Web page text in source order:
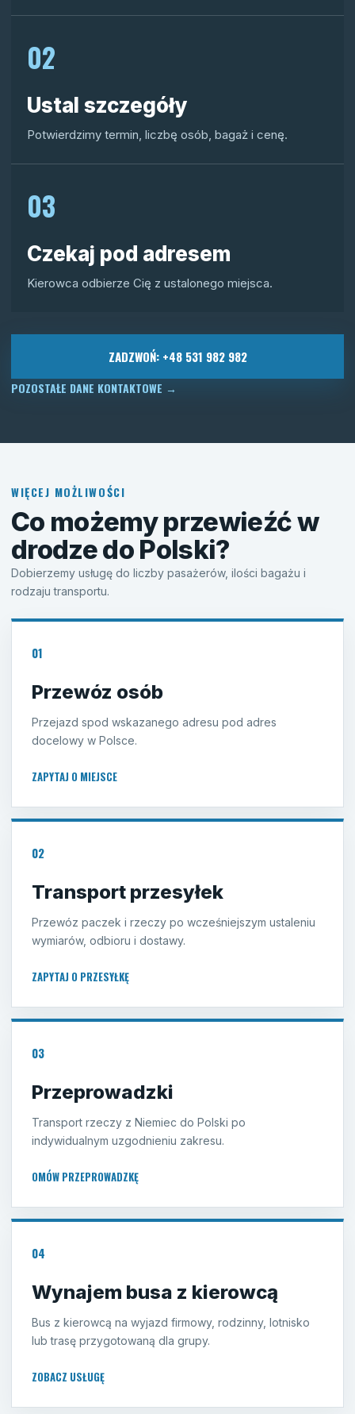
02
Ustal szczegóły
Potwierdzimy termin, liczbę osób, bagaż i cenę.
03
Czekaj pod adresem
Kierowca odbierze Cię z ustalonego miejsca.
ZADZWOŃ: +48 531 982 982
POZOSTAŁE DANE KONTAKTOWE →
WIĘCEJ MOŻLIWOŚCI
Co możemy przewieźć w
drodze do Polski?
Dobierzemy usługę do liczby pasażerów, ilości bagażu i
rodzaju transportu.
01
Przewóz osób
Przejazd spod wskazanego adresu pod adres
docelowy w Polsce.
ZAPYTAJ O MIEJSCE
02
Transport przesyłek
Przewóz paczek i rzeczy po wcześniejszym ustaleniu
wymiarów, odbioru i dostawy.
ZAPYTAJ O PRZESYŁKĘ
03
Przeprowadzki
Transport rzeczy z Niemiec do Polski po
indywidualnym uzgodnieniu zakresu.
OMÓW PRZEPROWADZKĘ
04
Wynajem busa z kierowcą
Bus z kierowcą na wyjazd firmowy, rodzinny, lotnisko
lub trasę przygotowaną dla grupy.
ZOBACZ USŁUGĘ